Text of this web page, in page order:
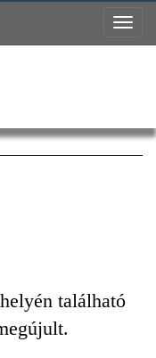
található